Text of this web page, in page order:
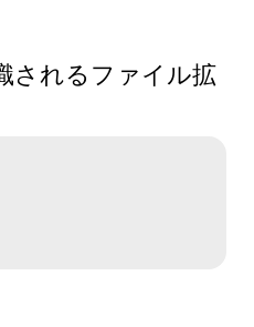
されるファイル拡